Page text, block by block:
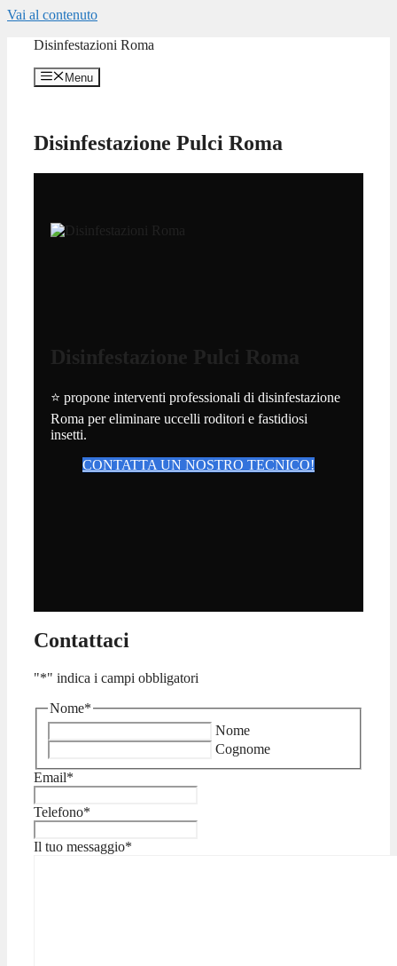
Vai al contenuto
Disinfestazioni Roma
Menu
Disinfestazione Pulci Roma
Disinfestazione Pulci Roma
⭐ propone interventi professionali di disinfestazione
Roma per eliminare uccelli roditori e fastidiosi
insetti.
CONTATTA UN NOSTRO TECNICO!
Contattaci
"*" indica i campi obbligatori
Nome*
Nome
Cognome
Email*
Telefono*
Il tuo messaggio*